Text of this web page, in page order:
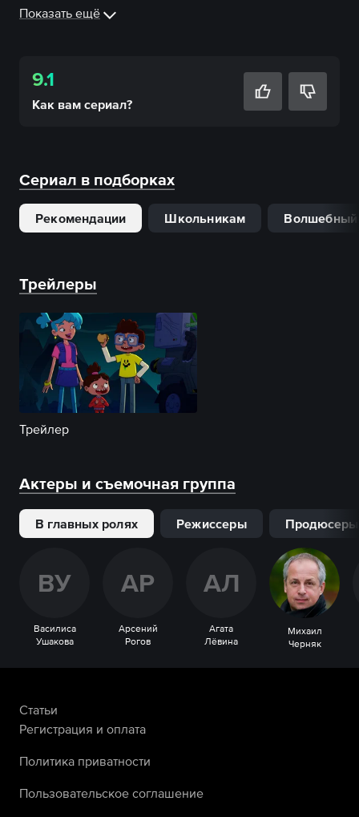
Показать ещё
9.1
Как вам сериал?
Сериал в подборках
Рекомендации Школьникам
Трейлеры
Трейлер
Актеры и съемочная группа
В главных ролях Режиссеры Продюсеры
ВУ
Василиса
Ушакова
АР
Арсений
Рогов
АЛ
Агата
Лёвина
Михаил
Черняк
Статьи
Регистрация и оплата
Политика приватности
Пользовательское соглашение